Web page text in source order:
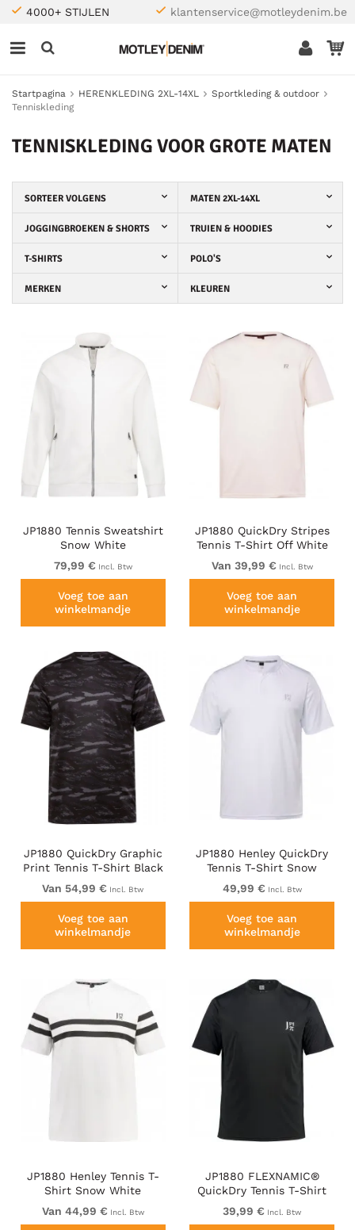
4000+ STIJLEN klantenservice@motleydenim.be
Startpagina HERENKLEDING 2XL-14XL
Sportkleding & outdoor
Tenniskleding
TENNISKLEDING VOOR GROTE MATEN
SORTEER VOLGENS MATEN 2XL-14XL
JOGGINGBROEKEN & SHORTS TRUIEN & HOODIES
T-SHIRTS POLO'S
MERKEN KLEUREN
JP1880 Tennis Sweatshirt
Snow White
79,99 € Incl. Btw
Voeg toe aan
winkelmandje
JP1880 QuickDry Stripes
Tennis T-Shirt Off White
Van 39,99 € Incl. Btw
Voeg toe aan
winkelmandje
JP1880 QuickDry Graphic
Print Tennis T-Shirt Black
Van 54,99 € Incl. Btw
Voeg toe aan
winkelmandje
JP1880 Henley QuickDry
Tennis T-Shirt Snow
White
49,99 € Incl. Btw
Voeg toe aan
winkelmandje
JP1880 Henley Tennis T-
Shirt Snow White
Van 44,99 € Incl. Btw
JP1880 FLEXNAMIC®
QuickDry Tennis T-Shirt
Black
39,99 € Incl. Btw